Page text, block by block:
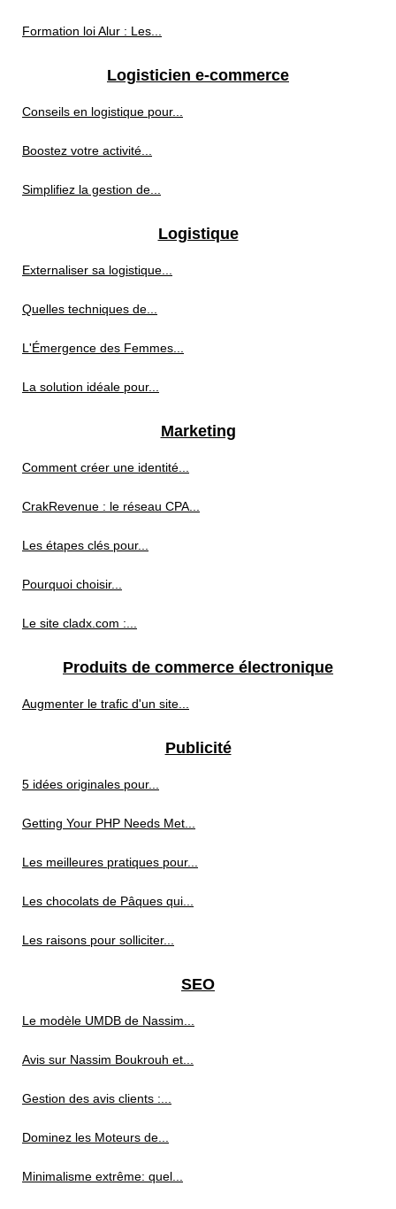
Formation loi Alur : Les...
Logisticien e-commerce
Conseils en logistique pour...
Boostez votre activité...
Simplifiez la gestion de...
Logistique
Externaliser sa logistique...
Quelles techniques de...
L'Émergence des Femmes...
La solution idéale pour...
Marketing
Comment créer une identité...
CrakRevenue : le réseau CPA...
Les étapes clés pour...
Pourquoi choisir...
Le site cladx.com :...
Produits de commerce électronique
Augmenter le trafic d'un site...
Publicité
5 idées originales pour...
Getting Your PHP Needs Met...
Les meilleures pratiques pour...
Les chocolats de Pâques qui...
Les raisons pour solliciter...
SEO
Le modèle UMDB de Nassim...
Avis sur Nassim Boukrouh et...
Gestion des avis clients :...
Dominez les Moteurs de...
Minimalisme extrême: quel...